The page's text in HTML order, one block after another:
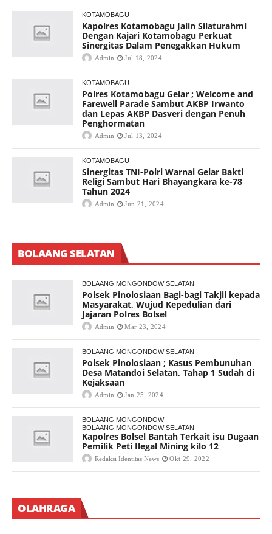
KOTAMOBAGU
Kapolres Kotamobagu Jalin Silaturahmi
Dengan Kajari Kotamobagu Perkuat
Sinergitas Dalam Penegakkan Hukum
Admin Jul 18, 2024
KOTAMOBAGU
Polres Kotamobagu Gelar ; Welcome and
Farewell Parade Sambut AKBP Irwanto
dan Lepas AKBP Dasveri dengan Penuh
Penghormatan
Admin Jul 13, 2024
KOTAMOBAGU
Sinergitas TNI-Polri Warnai Gelar Bakti
Religi Sambut Hari Bhayangkara ke-78
Tahun 2024
Admin Jun 21, 2024
BOLAANG SELATAN
BOLAANG MONGONDOW SELATAN
Polsek Pinolosiaan Bagi-bagi Takjil kepada
Masyarakat, Wujud Kepedulian dari
Jajaran Polres Bolsel
Admin Mar 23, 2024
BOLAANG MONGONDOW SELATAN
Polsek Pinolosiaan ; Kasus Pembunuhan
Desa Matandoi Selatan, Tahap 1 Sudah di
Kejaksaan
Admin Jan 25, 2024
BOLAANG MONGONDOW
BOLAANG MONGONDOW SELATAN
Kapolres Bolsel Bantah Terkait isu Dugaan
Pemilik Peti Ilegal Mining kilo 12
Redaksi Identitas News Okt 29, 2022
OLAHRAGA